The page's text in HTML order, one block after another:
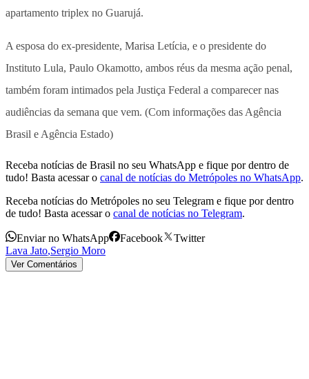
apartamento triplex no Guarujá.
A esposa do ex-presidente, Marisa Letícia, e o presidente do
Instituto Lula, Paulo Okamotto, ambos réus da mesma ação penal,
também foram intimados pela Justiça Federal a comparecer nas
audiências da semana que vem. (Com informações das Agência
Brasil e Agência Estado)
Receba notícias de Brasil no seu WhatsApp e fique por dentro de
tudo! Basta acessar o canal de notícias do Metrópoles no WhatsApp.
Receba notícias do Metrópoles no seu Telegram e fique por dentro
de tudo! Basta acessar o canal de notícias no Telegram.
Enviar no WhatsApp Facebook
Twitter
Lava Jato,Sergio Moro
Ver Comentários